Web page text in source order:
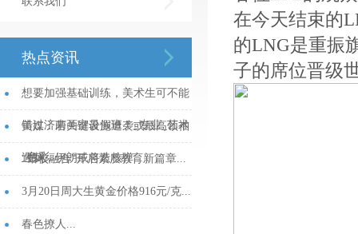
热点资讯
想要加强基础训练，美术生可不能
错过济南画室暑假班！_专业_艺术
_色彩...
美媒：若关键设施遭袭或最高领袖
遇刺，伊朗或将造核弹...
“馆校融合”开启素质教育新篇章...
3月20日周大生黄金价格916元/克...
春色撩人...
在今天结束的
的LNG是重振
子的席位晋级